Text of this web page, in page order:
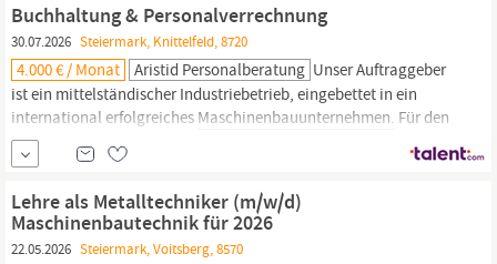
Flexibilität für Schichtarbeit, Nacht- sowie...
Buchhaltung & Personalverrechnung
30.07.2026 Steiermark, Knittelfeld, 8720
4.000 € / Monat Aristid Personalberatung Unser Auftraggeber
ist ein mittelständischer Industriebetrieb, eingebettet in ein
international erfolgreiches Maschinenbauunternehmen. Für den
Standort im Bezirk Murtal suchen wir zum ehestmöglichen
Eintritt eine Persönlickeit für die Buchhaltung &
Personalverrechnung Referenznummer 47-269667 Ihre Aufgaben:
Lehre als Metalltechniker (m/w/d)
Maschinenbautechnik für 2026
22.05.2026 Steiermark, Voitsberg, 8570